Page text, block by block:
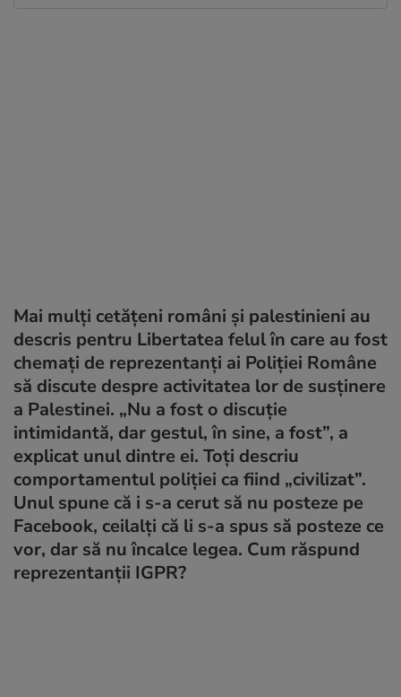
Mai mulți cetățeni români și palestinieni au
descris pentru Libertatea felul în care au fost
chemați de reprezentanți ai Poliției Române
să discute despre activitatea lor de susținere
a Palestinei. „Nu a fost o discuție
intimidantă, dar gestul, în sine, a fost”, a
explicat unul dintre ei. Toți descriu
comportamentul poliției ca fiind „civilizat”.
Unul spune că i s-a cerut să nu posteze pe
Facebook, ceilalți că li s-a spus să posteze ce
vor, dar să nu încalce legea. Cum răspund
reprezentanţii IGPR?